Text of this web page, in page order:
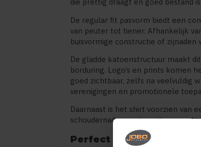
die prettig draagt en goed bestand
De regular fit pasvorm biedt een
van peuter tot tiener. Afhankelijk
buisvormige constructie of
De gladde katoenstructuur maakt
borduring. Logo’s en prints komen
goed zichtbaar, zelfs na veelvuldig
verenigingen en promotionele
Daarnaast is het shirt voorzien van
schoudernaden, wat zorgt voor
Perfect voor: